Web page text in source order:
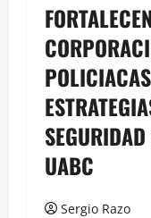
FORTALECEN
POLICIACAS
UABC
Sergio Razo